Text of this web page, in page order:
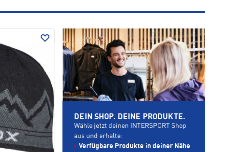
DEIN SHOP. DEINE PRODUKTE.
Wähle jetzt deinen INTERSPORT Shop
aus und erhalte:
Verfügbare Produkte in deiner Nähe